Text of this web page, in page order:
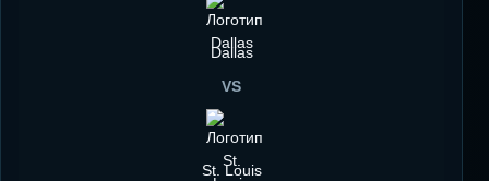
Dallas
VS
St. Louis